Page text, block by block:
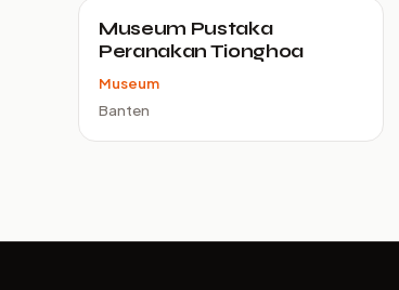
Museum Pustaka
Peranakan Tionghoa
Museum
Banten